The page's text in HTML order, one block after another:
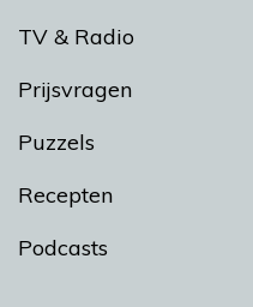
TV & Radio
Prijsvragen
Puzzels
Recepten
Podcasts